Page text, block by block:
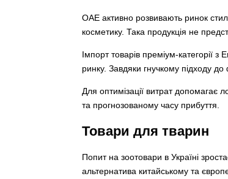
ОАЕ активно розвивають ринок
косметику. Така продукція не
Імпорт товарів преміум-категорії
ринку. Завдяки гнучкому підходу
Для оптимізації витрат допомагає
та прогнозованому часу прибуття.
Товари для тварин
Попит на зоотовари в Україні
альтернатива китайському та